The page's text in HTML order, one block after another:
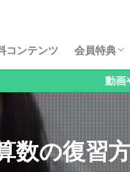
コンテンツ 会員特典
セミナー
ダウンロ
イベント
動画や記事をご覧に
数の復習
セミナー
ダウンロ
イベント